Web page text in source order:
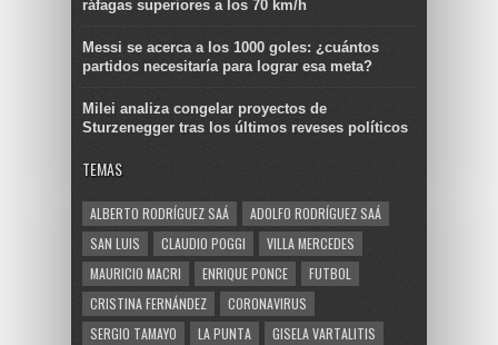
ráfagas superiores a los 70 km/h
Messi se acerca a los 1000 goles: ¿cuántos
partidos necesitaría para lograr esa meta?
Milei analiza congelar proyectos de
Sturzenegger tras los últimos reveses políticos
TEMAS
ALBERTO RODRÍGUEZ SAÁ
ADOLFO RODRÍGUEZ SAÁ
SAN LUIS
CLAUDIO POGGI
VILLA MERCEDES
MAURICIO MACRI
ENRIQUE PONCE
FUTBOL
CRISTINA FERNÁNDEZ
CORONAVIRUS
SERGIO TAMAYO
LA PUNTA
GISELA VARTALITIS